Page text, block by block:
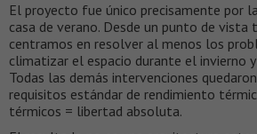
El proyecto fue único precisamente por
casa de verano. Desde un punto de vista
centramos en resolver al menos los
climatizar el espacio durante el invierno
Todas las demás intervenciones
requisitos estándar de rendimiento
térmicos = libertad absoluta.